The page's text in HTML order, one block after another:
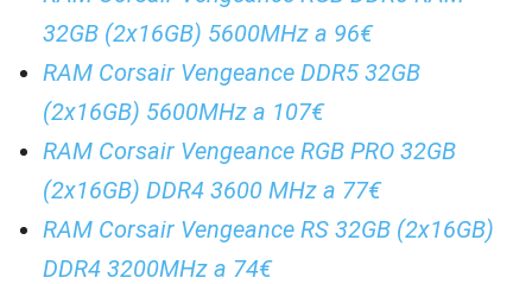
32GB (2x16GB) 5600MHz a 96€
RAM Corsair Vengeance DDR5 32GB
(2x16GB) 5600MHz a 107€
RAM Corsair Vengeance RGB PRO 32GB
(2x16GB) DDR4 3600 MHz a 77€
RAM Corsair Vengeance RS 32GB (2x16GB)
DDR4 3200MHz a 74€